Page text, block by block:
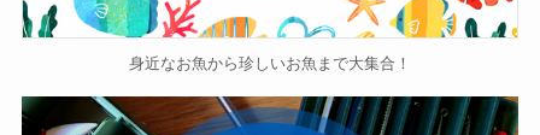
身近なお魚から珍しいお魚まで大集合！